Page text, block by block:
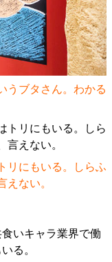
うブタさん。わかる
リにもいる。しらふ
えない。
いキャラ業界で働
る。